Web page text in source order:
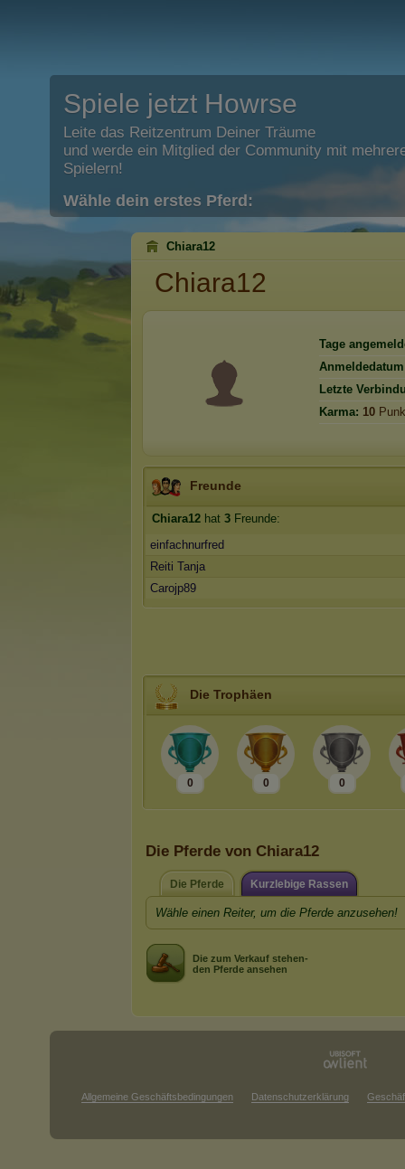
Spiele jetzt Howrse
Leite das Reitzentrum Deiner Träume
und werde ein Mitglied der Community mit
Spielern!
Wähle dein erstes Pferd:
Chiara12
Chiara12
Tage
Letzte
Karma: 10
Freunde
Chiara12 hat 3 Freunde:
einfachnurfred
Reiti Tanja
Carojp89
Die Trophäen
0 0 0
Die Pferde von Chiara12
Die Pferde Kurzlebige Rassen
Wähle einen Reiter, um die Pferde anzusehen!
Die zum Verkauf stehen-
den Pferde ansehen
Allgemeine Geschäftsbedingungen Datenschutzerklärung